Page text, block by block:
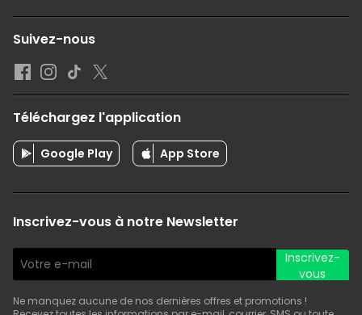
Suivez-nous
Téléchargez l'application
Google Play App Store
Inscrivez-vous à notre Newsletter
Inscrivez-
vous
Ne manquez aucune de nos dernières offres et promotions !